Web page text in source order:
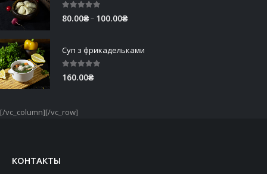
5.00out of 5
80.00₴– 100.00₴Price
through
Суп з фрикадельками
5.00 out of 5
160.00₴
[/vc_column][/vc_row]
КОНТАКТЫ